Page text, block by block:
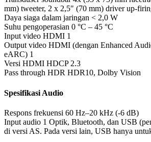
mm) tweeter, 2 x 2,5" (70 mm) driver up-
Daya siaga dalam jaringan < 2,0 W
Suhu pengoperasian 0 °C – 45 °C
Input video HDMI 1
Output video HDMI (dengan Enhanced
eARC) 1
Versi HDMI HDCP 2.3
Pass through HDR HDR10, Dolby Vision
Spesifikasi Audio
Respons frekuensi 60 Hz–20 kHz (-6 dB)
Input audio 1 Optik, Bluetooth, dan USB
di versi AS. Pada versi lain, USB hanya